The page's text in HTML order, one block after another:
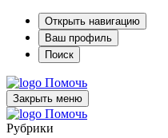
Открыть навигацию
Ваш профиль
Поиск
Помочь
Закрыть меню
Помочь
Рубрики